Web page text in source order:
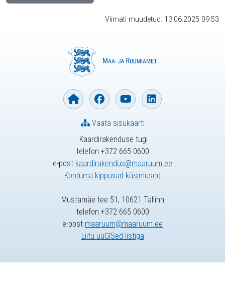
Viimati muudetud: 13.06.2025 09:53
Kaardirakenduse tugi
telefon +372 665 0600
e-post kaardirakendus@maaruum.ee
Korduma kippuvad küsimused
Vaata sisukaarti
Mustamäe tee 51, 10621 Tallinn
telefon +372 665 0600
e-post maaruum@maaruum.ee
Liitu uuGISed listiga